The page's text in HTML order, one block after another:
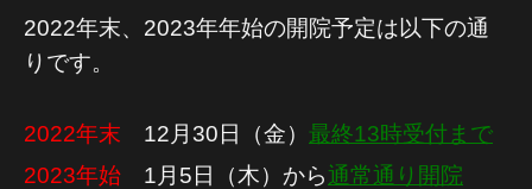
2022年末、2023年年始の開院予定は以下の通
りです。
2022年末 12月30日（金） 最終13時受付まで
2023年始 1月5日（木）から通常通り開院